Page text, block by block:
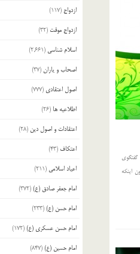
اینكه
ازدواج (117)
ازدواج موقت (32)
اسلام شناسی (2,661)
اصحاب و یاران(37)
اصول اعتقادی (777)
اطلاعیه ها (26)
اعتقادات و اصول دین (28)
اعتکاف (43)
اعیاد اسلامی (211)
امام جعفر صادق (ع)(372)
امام حسن (ع)(233)
امام حسن عسکری (ع)(172)
امام حسین (ع)(847)